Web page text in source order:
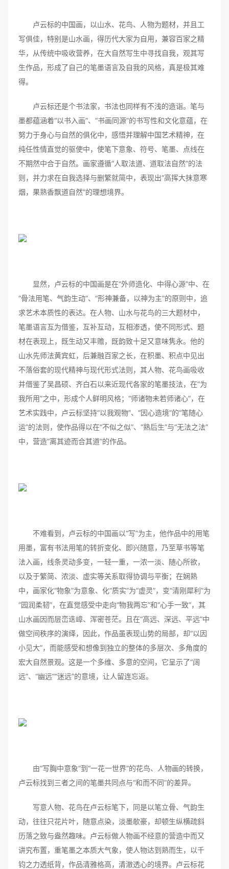
卢云标的中国画，以山水、花鸟、人物为题材，并且工
写俱佳，特别是山水画，得历代大家为自用，兼容百家之精
华，从传统中吸收营养，在大自然写生中寻找自我，观其写
生作品，形成了自己的笔墨语言及自我的风格，真是极其难
得。
卢云标还是个书法家，书法也同样有不浅的造诣。笔与
墨都蕴涵着“以书入画”、“书画同源”的书写性和文化意蕴，在
努力于身心与自然的俱化中，感悟并理解中国艺术精神，在
纯任性情直觉的驱使中，使笔下意象、符号、笔墨、点线在
不期然中合于自然。画家遵循“人取法道、道取法自然”的法
则，并力求在自我选择与删繁就简中，表现出“高挥大抹意寒
烟，果熟香飘道自然”的理想境界。
显然，卢云标的中国画是在“外师造化、中得心源”中、在
“骨法用笔、气韵生动”、“形神兼备，以神为主”的原则中，追
求艺术本质性的表达。在人物、山水与花鸟的三大题材中，
笔墨语言互为借鉴，互补互动，互相渗透，使不同形式、题
材在表现上，既生动又丰赡，既韵致十足又意味隽永。他的
山水先师法黄宾虹，后兼融百家之长，在积墨、积点中见出
不落俗套的现代精神与现代形式法则，其人物、花鸟画吸收
并借鉴了吴昌硕、齐白石以来近现代各家的笔墨技法，在“为
我所用”之中，形成个人鲜明风格；“师诸物未若师诸心”，在
艺术实践中，卢云标坚持“以我观物”、“因心造境”的“笔随心
运”的法则，使作品得以在“不似之似”、“熟后生”与“无法之法”
中，营造“离其迹而合其道”的作品。
不难看到，卢云标的中国画以“写”为主，他作品中的用笔
用墨，富有书法用笔的转折变化、即兴随意，乃至草书等笔
法入画，线条灵动多变，一轻一重，一浓一淡、随心所欲，
以及于繁简、浓淡、虚实等关系取得协调与平衡；在娴熟
中，画家化“物象”为意象、化“质实”为“虚灵”，变“清刚犀利”为
“园润柔韧”，在直觉感受中走向“物我两忘”和“心手一致”，其
山水画因而层峦迭嶂、浑密苍茫。且在“高远、深远、平远”中
做空间秩序的演绎，因此，作品虽表现山势的局部，却“以因
小见大”，而能感受和想像到独立的整体的多层次、多角度的
宏大自然景观。这是一个多维、多意的空间，它呈示了“阔
远”、“幽远”“迷远”的意境，让人留连忘返。
由“写胸中意象”到“一花一世界”的花鸟、人物画的转换，
卢云标找到三者之间的笔墨共同点与“和而不同”的差异。
写意人物、花鸟在卢云标笔下，同是以笔立骨、气韵生
动，往往只花片叶，随意点染，淡墨欹豪，却顿生纵横疏斜
历落之致与盎然趣味。卢云标做人物画不经意的营造中而又
讲究布置，重笔墨之本质大气象，使人物达到熟而生，以千
钧之力透纸背，作品清雅格高，清澈透心的境界。卢云标花